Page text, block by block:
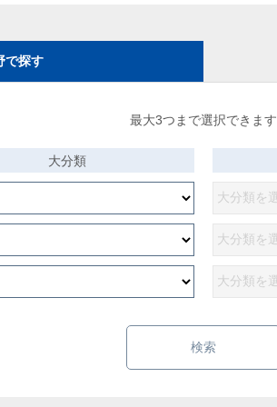
で探す
最大3つまで選択できます
大分類
検索